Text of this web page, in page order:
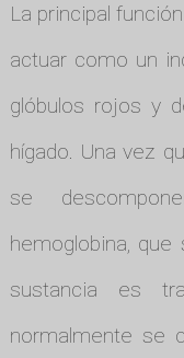
La principal
actuar como un
glóbulos rojos y
hígado. Una vez
se
hemoglobina,
sustancia es
normalmente se